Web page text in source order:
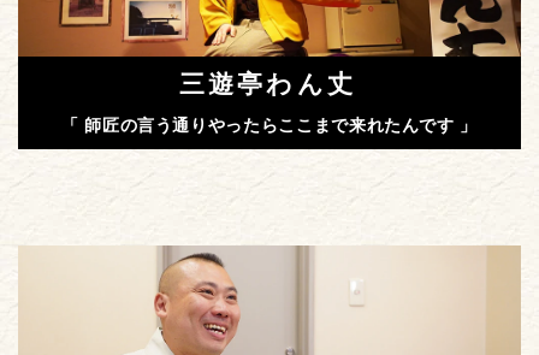
三遊亭わん丈
「 師匠の言う通りやったらここまで来れたんです 」